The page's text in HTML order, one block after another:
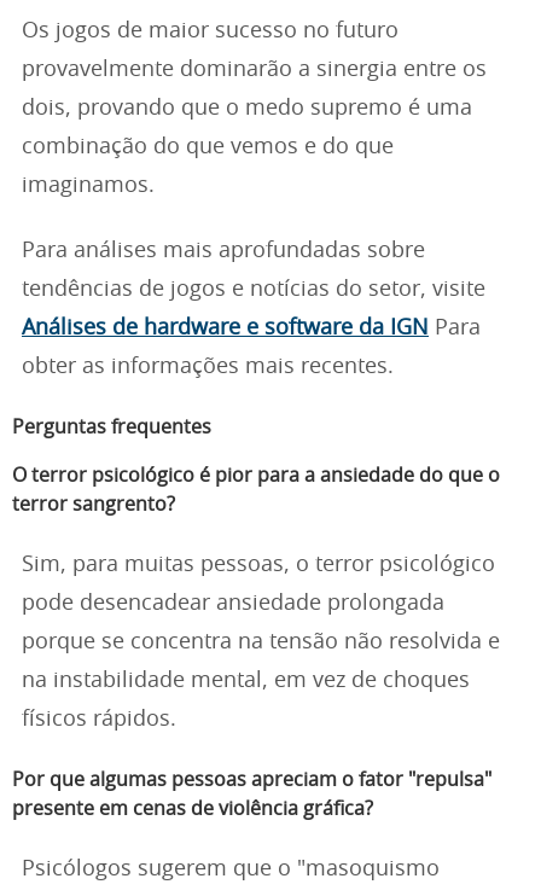
Os jogos de maior sucesso no futuro
provavelmente dominarão a sinergia entre os
dois, provando que o medo supremo é uma
combinação do que vemos e do que
imaginamos.
Para análises mais aprofundadas sobre
tendências de jogos e notícias do setor, visite
Análises de hardware e software da IGN
Para
obter as informações mais recentes.
Perguntas frequentes
O terror psicológico é pior para a ansiedade do que o
terror sangrento?
Sim, para muitas pessoas, o terror psicológico
pode desencadear ansiedade prolongada
porque se concentra na tensão não resolvida e
na instabilidade mental, em vez de choques
físicos rápidos.
Por que algumas pessoas apreciam o fator "repulsa"
presente em cenas de violência gráfica?
Psicólogos sugerem que o "masoquismo